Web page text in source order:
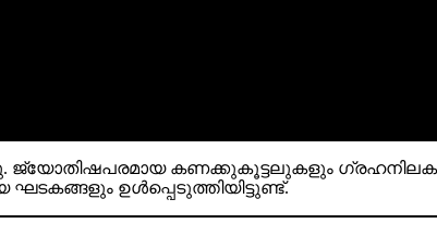
കണക്കുകൂട്ടലുകളും
ഉൾപ്പെടുത്തിയിട്ടുണ്ട്.